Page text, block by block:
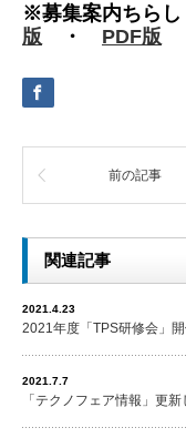
※募集案内ちら
版 ・ PDF版
前の記事
関連記事
2021.4.23
2021年度「TPS研修会」
2021.7.7
「テクノフェア情報」更新